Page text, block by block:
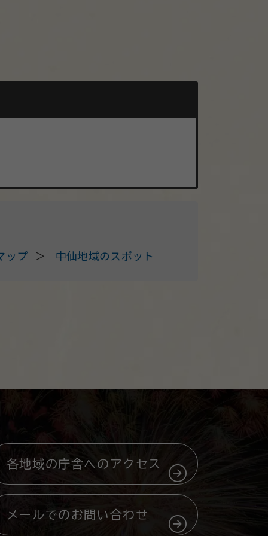
ップ 中仙地域のスポット
各地域の庁舎へのアクセス
メールでのお問い合わせ